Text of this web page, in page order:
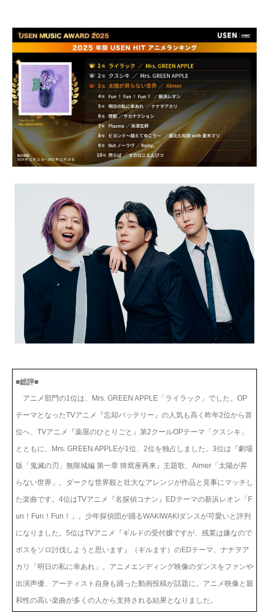
■総評■
アニメ部門の1位は、Mrs. GREEN APPLE「ライラック」でした。OP
テーマとなったTVアニメ『忘却バッテリー』の人気も高く昨年2位から首
位へ、TVアニメ『薬屋のひとりごと』第2クールOPテーマ「クスシキ」
とともに、Mrs. GREEN APPLEが1位、2位を独占しました。3位は『劇場
版「鬼滅の刃」無限城編 第一章 猗窩座再来』主題歌、Aimer「太陽が昇
らない世界」。ダークな世界観と壮大なアレンジが作品と見事にマッチし
た楽曲です。4位はTVアニメ『名探偵コナン』EDテーマの新浜レオン「F
un！Fun！Fun！」。少年探偵団が踊るWAKIWAKIダンスが可愛いと評判
になりました。5位はTVアニメ『ギルドの受付嬢ですが、残業は嫌なので
ボスをソロ討伐しようと思います』（ギルます）のEDテーマ、ナナヲア
カリ「明日の私に幸あれ」。アニメエンディング映像のダンスをファンや
出演声優、アーティスト自身も踊った動画投稿が話題に。アニメ映像と親
和性の高い楽曲が多くの人から支持される結果となりました。